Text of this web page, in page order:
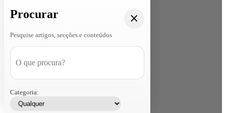
Procurar
Pesquise artigos, secções e conteúdos
Categoria: